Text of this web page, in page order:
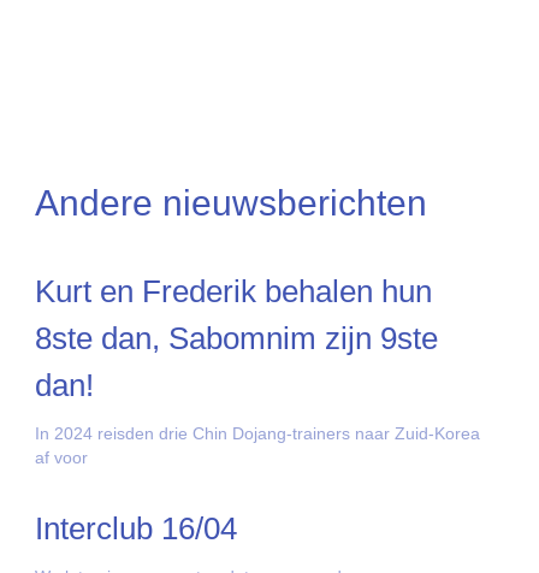
Andere nieuwsberichten
Kurt en Frederik behalen hun
8ste dan, Sabomnim zijn 9ste
dan!
In 2024 reisden drie Chin Dojang-trainers naar Zuid-Korea
af voor
Interclub 16/04